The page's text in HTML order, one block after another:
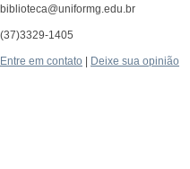
biblioteca@uniformg.edu.br
(37)3329-1405
Entre em contato Deixe sua opinião